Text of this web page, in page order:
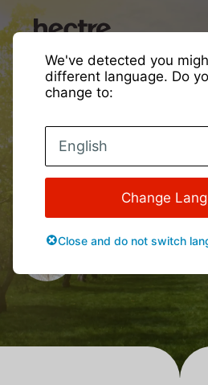
Hectre Boot
spunti
Approfondimenti e
Parco Kevin
We've detected you
different language. Do
change to:
English
Change
Close and do not switch